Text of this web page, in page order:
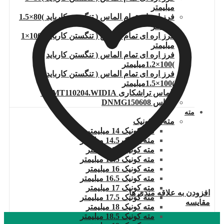
میلیمتر
فرز اره ای تمام الماس ( تنگستن کارباید )80×1.5
میلیمتر
فرز اره ای تمام الماس ( تنگستن کارباید )100×1
میلیمتر
فرز اره ای تمام الماس ( تنگستن کارباید
)100×1.2میلیمتر
فرز اره ای تمام الماس ( تنگستن کارباید
)100×1.5میلیمتر
الماس تراشکاری TCMT110204.WIDIA
الماس DNMG150608
مته
مته ته کونیک
مته کونیک 14 میلیمتر
مته کونیک 14.5 میلیمتر
مته کونیک 15 میلیمتر
مته کونیک 15.5 میلیمتر
مته کونیک 16 میلیمتر
مته کونیک 16.5 میلیمتر
مته کونیک 17 میلیمتر
مته کونیک 17.5 میلیمتر
مته کونیک 18 میلیمتر
مته کونیک 18.5 میلیمتر
افزودن به علاقه مندی ها
مقایسه